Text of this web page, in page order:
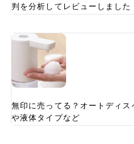
判を分析してレビューしました
無印に売ってる？オートディ
や液体タイプなど